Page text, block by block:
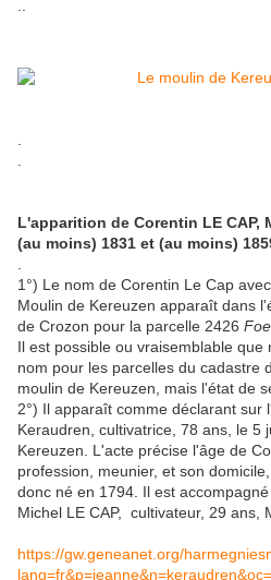
L'apparition de Corentin LE CAP,
(au moins) 1831 et (au moins)
1°) Le nom de Corentin Le Cap
Moulin de Kereuzen apparaît dans
de Crozon pour la parcelle 2426
Il est possible ou vraisemblable
nom pour les parcelles du cadastre
moulin de Kereuzen, mais l'état de
2°) Il apparaît comme déclarant sur
Keraudren, cultivatrice, 78 ans, le 5
Kereuzen. L'acte précise l'âge de
profession, meunier, et son
donc né en 1794. Il est
Michel LE CAP, cultivateur, 29 ans,
https://gw.geneanet.org/